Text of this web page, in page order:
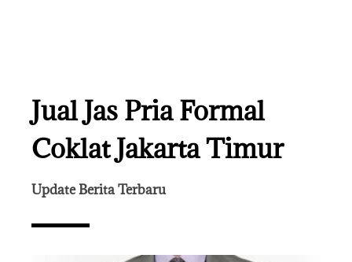
Jual Jas Pria Formal
Coklat Jakarta Timur
Update Berita Terbaru